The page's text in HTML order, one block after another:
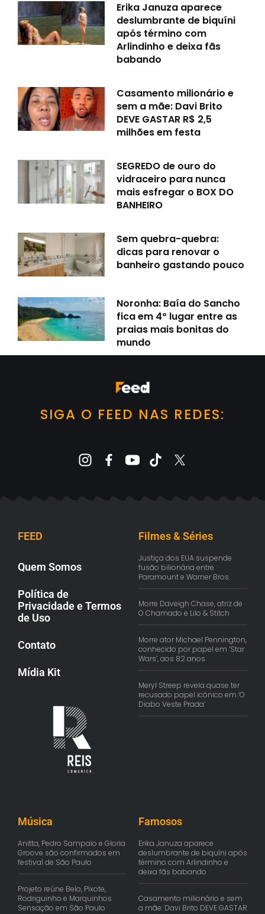
Erika Januza aparece
deslumbrante de biquíni
após término com
Arlindinho e deixa fãs
babando
Casamento milionário e
sem a mãe: Davi Brito
DEVE GASTAR R$ 2,5
milhões em festa
SEGREDO de ouro do
vidraceiro para nunca
mais esfregar o BOX DO
BANHEIRO
Sem quebra-quebra:
dicas para renovar o
banheiro gastando pouco
Noronha: Baía do Sancho
fica em 4º lugar entre as
praias mais bonitas do
mundo
SIGA O FEED NAS REDES:
FEED
Quem Somos
Política de
Privacidade e Termos
de Uso
Contato
Mídia Kit
Filmes & Séries
Justiça dos EUA suspende
fusão bilionária entre
Paramount e Warner Bros.
Morre Daveigh Chase, atriz de
O Chamado e Lilo & Stitch
Morre ator Michael Pennington,
conhecido por papel em ‘Star
Wars’, aos 82 anos
Meryl Streep revela quase ter
recusado papel icônico em ‘O
Diabo Veste Prada’
Música
Anitta, Pedro Sampaio e Gloria
Groove são confirmados em
festival de São Paulo
Projeto reúne Belo, Pixote,
Rodriguinho e Marquinhos
Sensação em São Paulo
Famosos
Erika Januza aparece
deslumbrante de biquíni após
término com Arlindinho e
deixa fãs babando
Casamento milionário e sem
a mãe: Davi Brito DEVE GASTAR